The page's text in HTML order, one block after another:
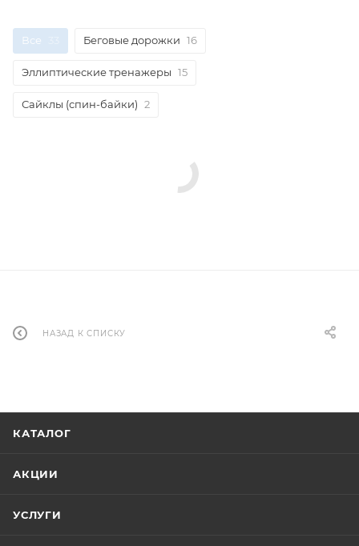
Все Беговые дорожки 16
Эллиптические тренажеры 15
Сайклы (спин-байки) 2
НАЗАД К СПИСКУ
КАТАЛОГ
АКЦИИ
УСЛУГИ